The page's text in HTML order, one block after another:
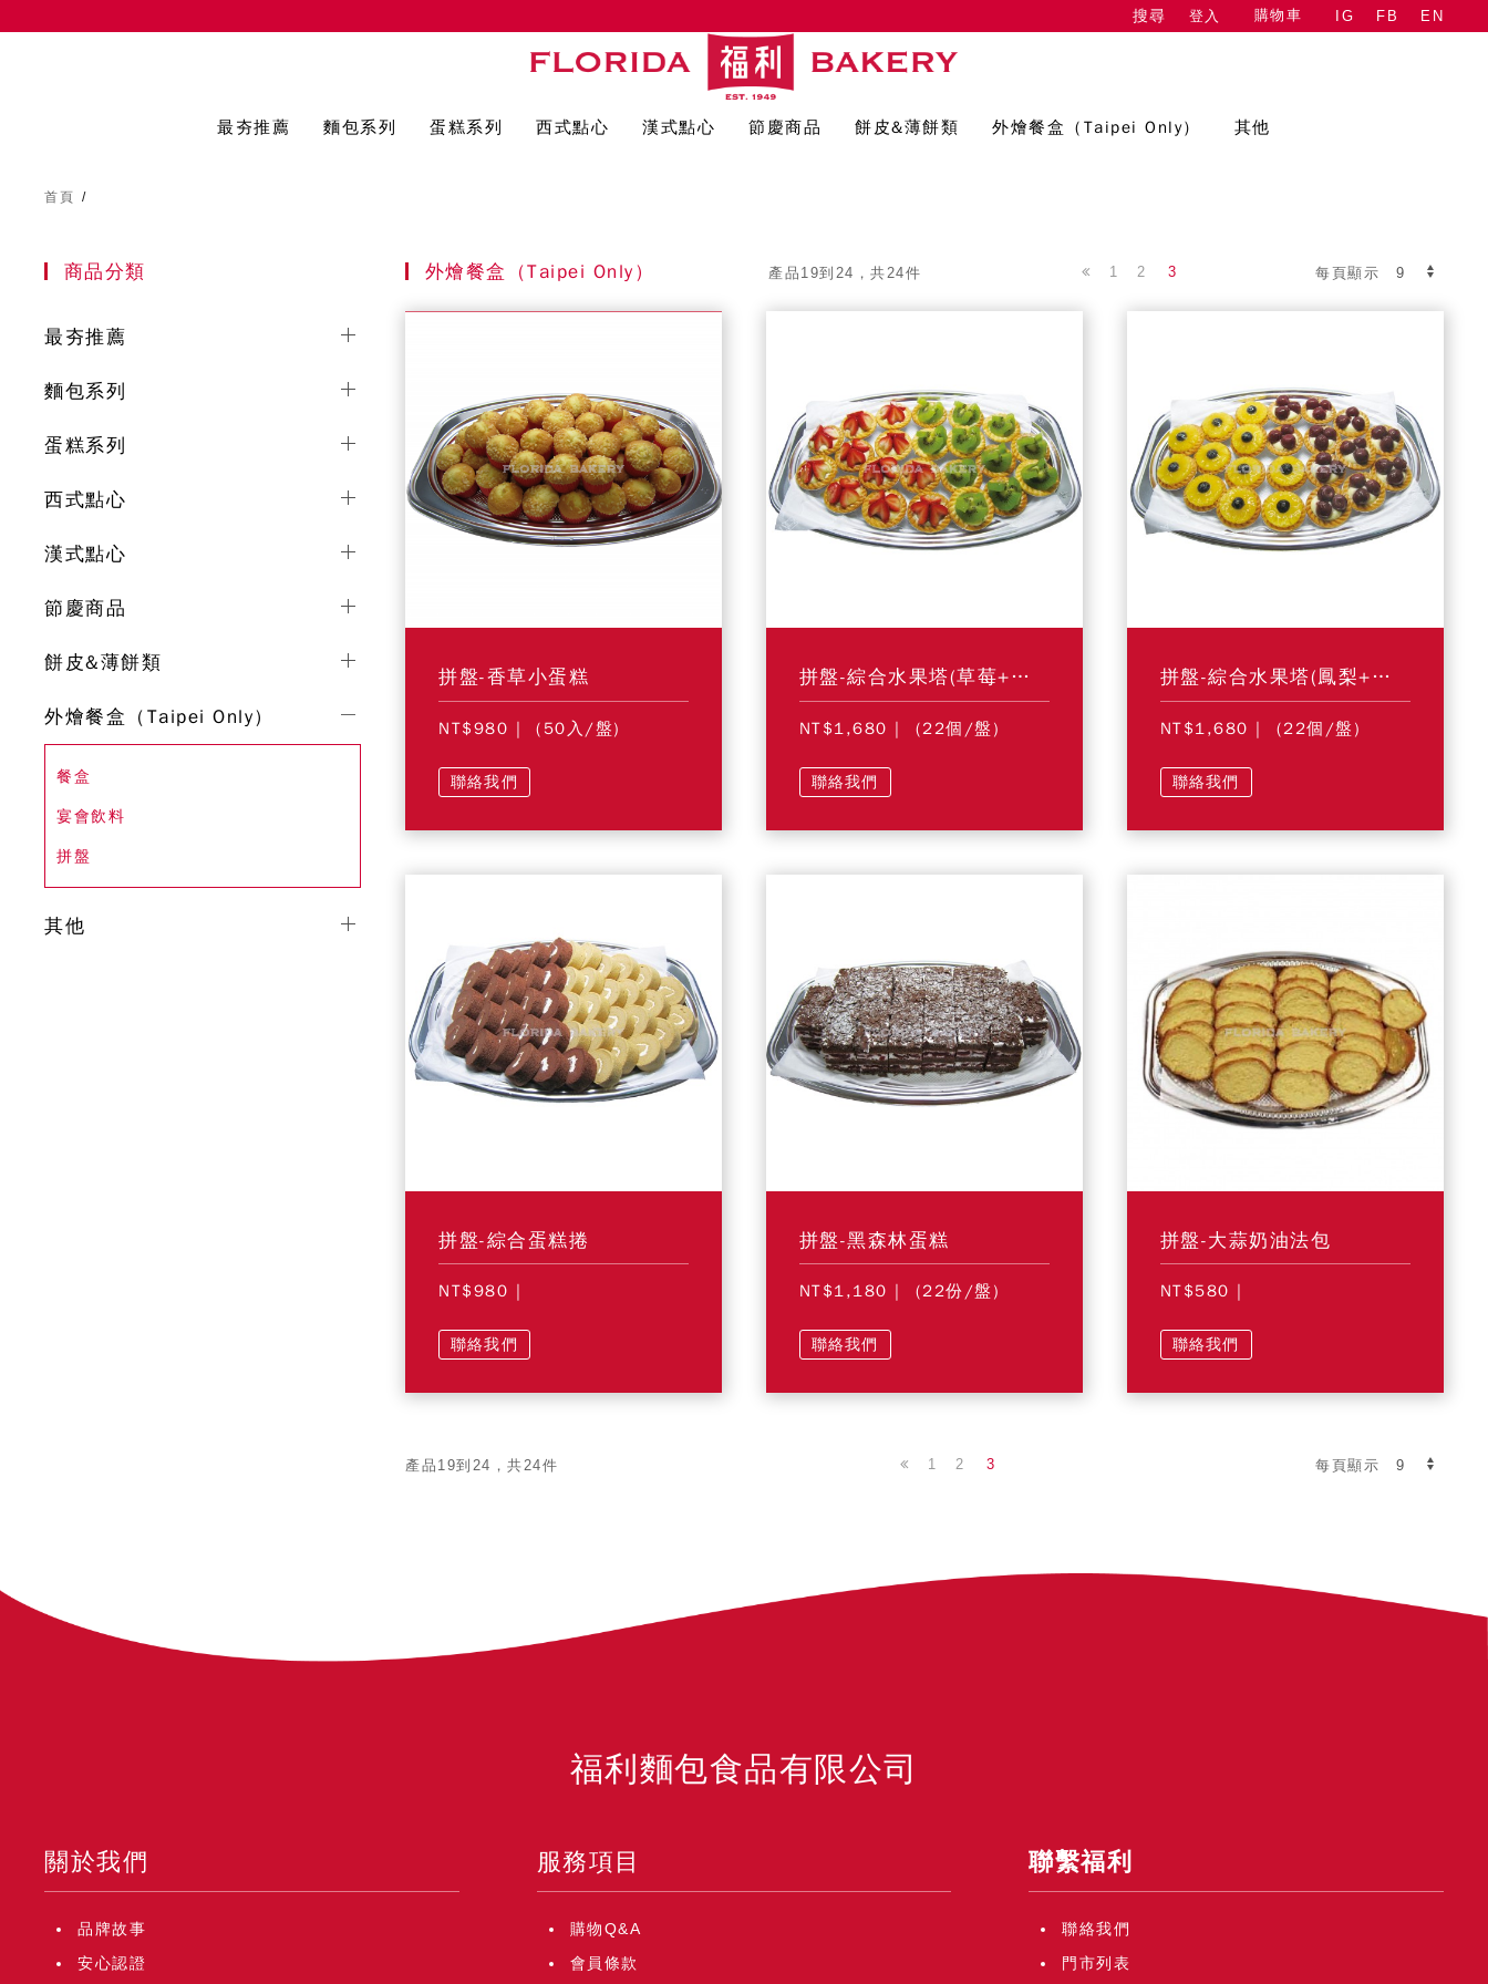
搜尋 登入 購物車 IG FB EN
最夯推薦 麵包系列 蛋糕系列 西式點心 漢式點心 節慶商品 餅皮&薄餅類 外燴餐盒（Taipei Only） 其他
首頁 /
外燴餐盒（Taipei Only） 產品19到24，共24件 每頁顯示
1 2 3
拼盤-香草小蛋糕
NT$980 | (50入/盤)
聯絡我們
拼盤-綜合水果塔(草莓+奇異果)
NT$1,680 | (22個/盤)
聯絡我們
拼盤-綜合水果塔(鳳梨+黑櫻桃)
NT$1,680 | (22個/盤)
聯絡我們
拼盤-綜合蛋糕捲
NT$980 |
聯絡我們
拼盤-黑森林蛋糕
NT$1,180 | (22份/盤)
聯絡我們
拼盤-大蒜奶油法包
NT$580 |
聯絡我們
產品19到24，共24件 每頁顯示
1 2 3
商品分類
最夯推薦
麵包系列
蛋糕系列
西式點心
漢式點心
節慶商品
餅皮&薄餅類
外燴餐盒（Taipei Only）
餐盒
宴會飲料
拼盤
其他
福利麵包食品有限公司
關於我們
品牌故事
安心認證
服務項目
購物Q&A
會員條款
聯繫福利
聯絡我們
門市列表